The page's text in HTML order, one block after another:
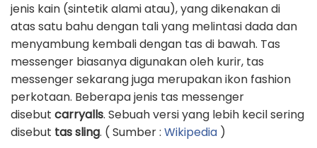
jenis kain (sintetik alami atau), yang dikenakan di
atas satu bahu dengan tali yang melintasi dada dan
menyambung kembali dengan tas di bawah. Tas
messenger biasanya digunakan oleh kurir, tas
messenger sekarang juga merupakan ikon fashion
perkotaan. Beberapa jenis tas messenger
disebut carryalls. Sebuah versi yang lebih kecil sering
disebut tas sling. ( Sumber : Wikipedia )